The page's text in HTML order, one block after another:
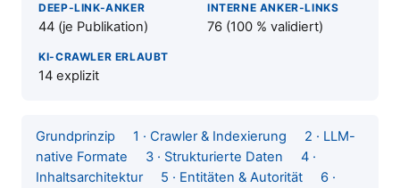
DEEP-LINK-ANKER
44 (je Publikation)
INTERNE ANKER-LINKS
76 (100 % validiert)
KI-CRAWLER ERLAUBT
14 explizit
Grundprinzip 1 · Crawler & Indexierung
2 · LLM-
native Formate
3 · Strukturierte Daten
4 ·
Inhaltsarchitektur
5 · Entitäten & Autorität
6 ·